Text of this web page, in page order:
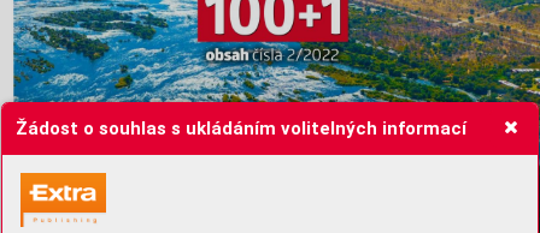
Žádost o souhlas s ukládáním volitelných informací